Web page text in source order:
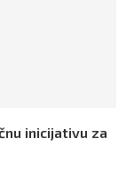
inicijativu za